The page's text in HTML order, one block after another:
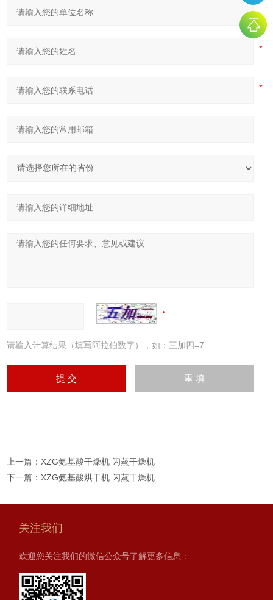
请输入计算结果（填写阿拉伯数字），如：三加四=7
上一篇：XZG氨基酸干燥机 闪蒸干燥机
下一篇：XZG氨基酸烘干机 闪蒸干燥机
关注我们
欢迎您关注我们的微信公众号了解更多信息：